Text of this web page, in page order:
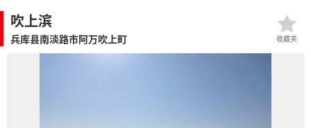
吹上滨
兵库县南淡路市阿万吹上町 收藏夹